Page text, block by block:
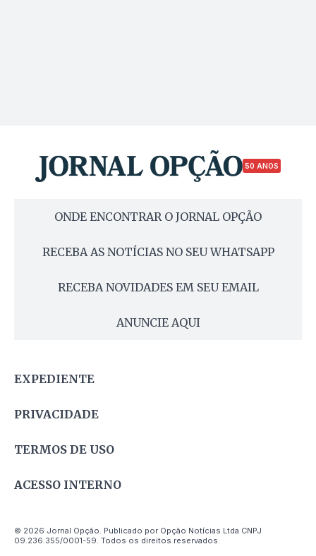
50 ANOS
ONDE ENCONTRAR O JORNAL OPÇÃO
RECEBA AS NOTÍCIAS NO SEU WHATSAPP
RECEBA NOVIDADES EM SEU EMAIL
ANUNCIE AQUI
EXPEDIENTE
PRIVACIDADE
TERMOS DE USO
ACESSO INTERNO
© 2026 Jornal Opção. Publicado por Opção Notícias Ltda CNPJ
09.236.355/0001-59. Todos os direitos reservados.